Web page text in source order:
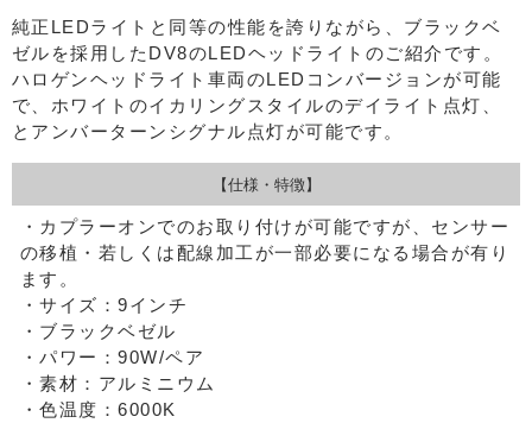
純正LEDライトと同等の性能を誇りながら、ブラックベ
ゼルを採用したDV8のLEDヘッドライトのご紹介です。
ハロゲンヘッドライト車両のLEDコンバージョンが可能
で、ホワイトのイカリングスタイルのデイライト点灯、
とアンバーターンシグナル点灯が可能です。
【仕様・特徴】
・カプラーオンでのお取り付けが可能ですが、センサー
の移植・若しくは配線加工が一部必要になる場合が有り
ます。
・サイズ：9インチ
・ブラックベゼル
・パワー：90W/ペア
・素材：アルミニウム
・色温度：6000K